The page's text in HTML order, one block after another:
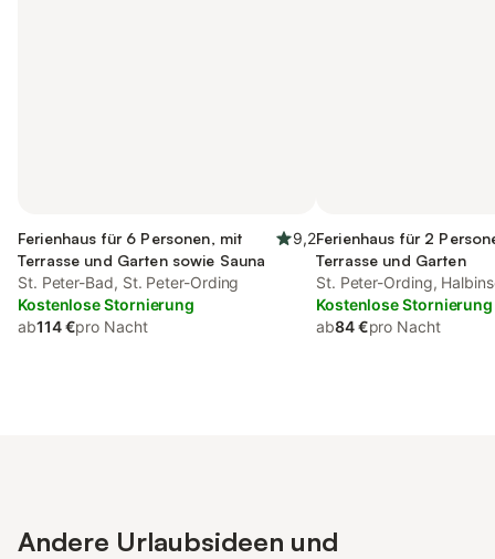
Ferienhaus für 6 Personen, mit
Terrasse und Garten sowie Sauna
9,2
St. Peter-Bad, St. Peter-Ording
Kostenlose Stornierung
ab114 €pro Nacht
Ferienhaus für 2
Terrasse und Garten
St. Peter-Ording,
Kostenlose Stornierung
ab84 €pro Nacht
Andere Urlaubsideen und